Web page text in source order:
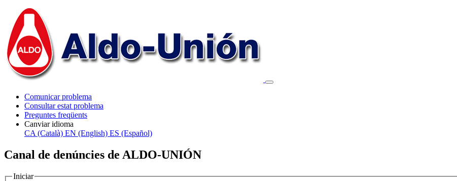
Comunicar problema
Consultar estat problema
Preguntes freqüents
Canviar idioma
CA (Català) EN (English) ES (Español)
Canal de denúncies de ALDO-UNIÓN
Iniciar